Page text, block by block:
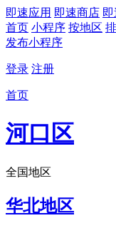
即速应用 即速商店
首页 小程序 按地区
发布小程序
登录 注册
首页
河口区
全国地区
华北地区